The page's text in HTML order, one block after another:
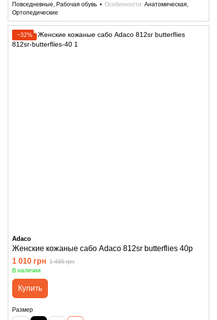
Повседневные, Рабочая обувь
Особенности Анатомическая,
Ортопедические
−32%
Adaco
Женские кожаные сабо Adaco 812sr butterflies 40р
1 010 грн 1 485 грн
В наличии
Купить
Размер